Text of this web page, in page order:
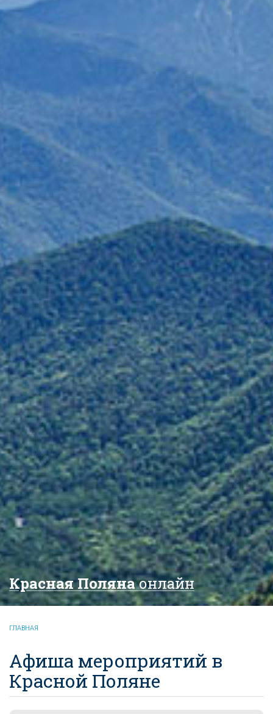
Красная Полянаонлайн
ГЛАВНАЯ
Афиша мероприятий в
Красной Поляне